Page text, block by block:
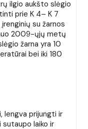
ilgio aukšto slėgio
prie K 4– K 7
su žarnos
2009-ųjų metų
žarna yra 10
bei iki 180
lengva prijungti ir
laiko ir